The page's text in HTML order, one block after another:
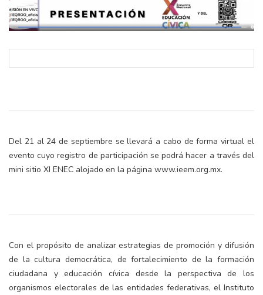
Del 21 al 24 de septiembre se llevará a cabo de forma virtual el
evento cuyo registro de participación se podrá hacer a través del
mini sitio XI ENEC alojado en la página www.ieem.org.mx.
Con el propósito de analizar estrategias de promoción y difusión
de la cultura democrática, de fortalecimiento de la formación
ciudadana y educación cívica desde la perspectiva de los
organismos electorales de las entidades federativas, el Instituto